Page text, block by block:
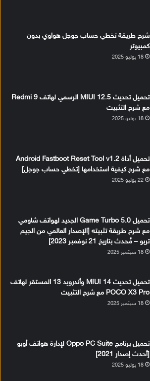
شرح طريقة تخطي حساب جوجل هواوي بدون
كمبيوتر
18 يوليو 2025
تحميل تحديث MIUI 12.5 الرسمي لهاتف Redmi 9
مع شرح التثبيت
18 يوليو 2025
تحميل أداة Android Fastboot Reset Tool v1.2
مع شرح كيفية استخدامها [تخطي حساب جوجل]
22 يوليو 2025
تحميل Game Turbo 5.0 الجديد لهواتف شاومي
مع شرح طريقة تثبيته [الإصدار العالمي من الجيم
تربو – مُحدث بتاريخ 21 نوفمبر 2023]
18 سبتمبر 2025
تحميل تحديث MIUI 14 وأندرويد 13 المستقر لهاتف
POCO X3 Pro مع شرح التثبيت
18 سبتمبر 2025
تحميل برنامج Oppo PC Suite لإدارة هواتف أوبو
[أحدث إصدار 2021]
18 يوليو 2025